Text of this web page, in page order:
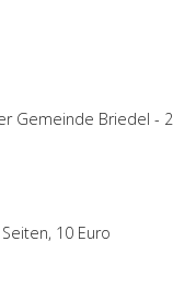
Gemeinde Briedel -
10 Euro